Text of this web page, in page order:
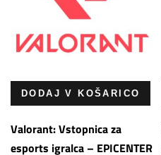
DODAJ V KOŠARICO
Valorant: Vstopnica za
esports igralca – EPICENTER